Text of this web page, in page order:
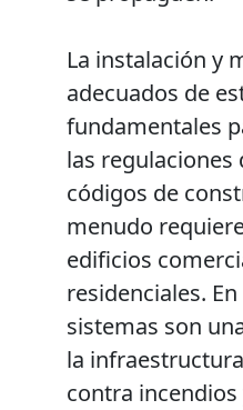
La instalación y
adecuados de
fundamentales
las regulaciones
códigos de
menudo
edificios
residenciales.
sistemas son
la
contra